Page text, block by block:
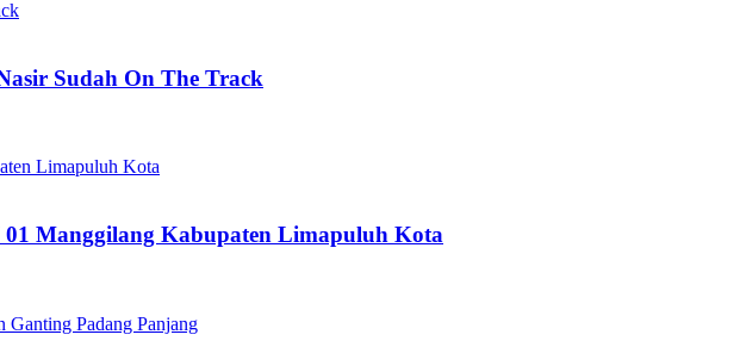
Sudah On The Track
Manggilang Kabupaten Limapuluh Kota